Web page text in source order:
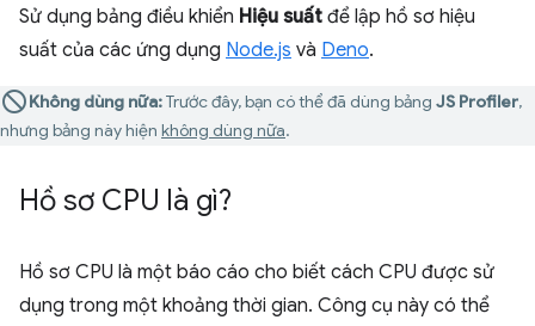
Sử dụng bảng điều khiển Hiệu suất để lập hồ sơ hiệu
suất của các ứng dụng Node.js và Deno.
Không dùng nữa:Trước đây, bạn có thể đã dùng bảng JS Profiler,
nhưng bảng này hiện không dùng nữa.
Hồ sơ CPU là gì?
Hồ sơ CPU là một báo cáo cho biết cách CPU được sử
dụng trong một khoảng thời gian. Công cụ này có thể